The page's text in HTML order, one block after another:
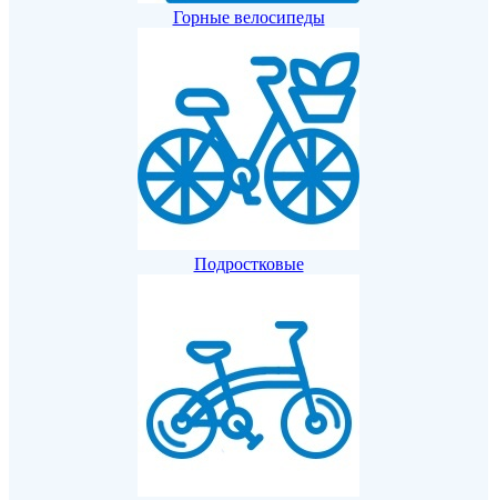
Горные велосипеды
Подростковые